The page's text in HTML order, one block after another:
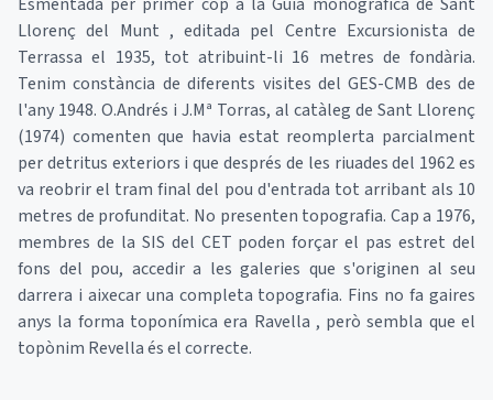
Llorenç del Munt , editada pel Centre Excursionista de
Terrassa el 1935, tot atribuint-li 16 metres de fondària.
Tenim constància de diferents visites del GES-CMB des de
l'any 1948. O.Andrés i J.Mª Torras, al catàleg de Sant Llorenç
(1974) comenten que havia estat reomplerta parcialment
per detritus exteriors i que després de les riuades del 1962 es
va reobrir el tram final del pou d'entrada tot arribant als 10
metres de profunditat. No presenten topografia. Cap a 1976,
membres de la SIS del CET poden forçar el pas estret del
fons del pou, accedir a les galeries que s'originen al seu
darrera i aixecar una completa topografia. Fins no fa gaires
anys la forma toponímica era Ravella , però sembla que el
topònim Revella és el correcte.